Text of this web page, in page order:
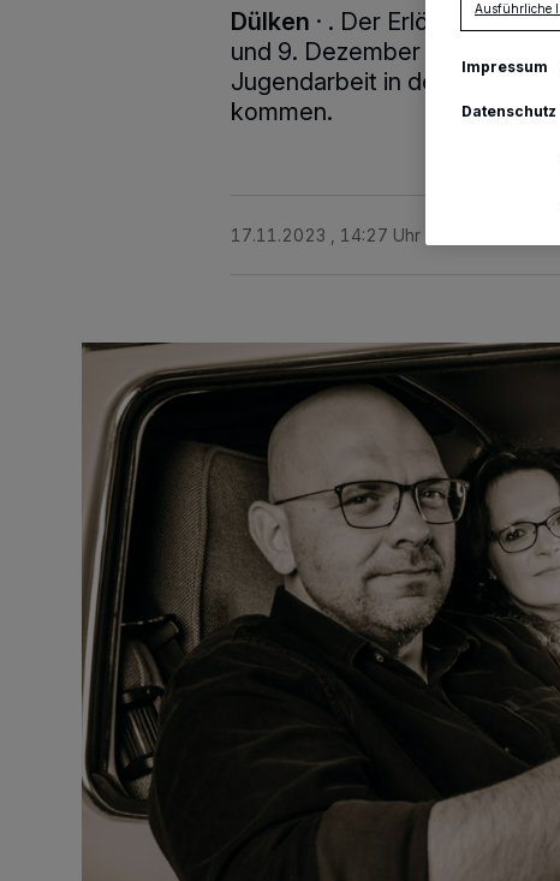
Dülken · . Der Erlös der
und 9. Dezember wird wie in
Jugendarbeit in der
kommen.
17.11.2023 , 14:27 Uhr
Ausführliche
Impressum
Datenschutz